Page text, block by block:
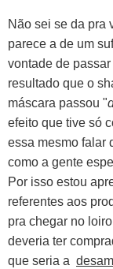
Não sei se da pra
parece a de um
vontade de
resultado que o
máscara passou "
efeito que tive só
essa mesmo falar
como a gente
Por isso estou
referentes aos
pra chegar no
deveria ter
que seria a